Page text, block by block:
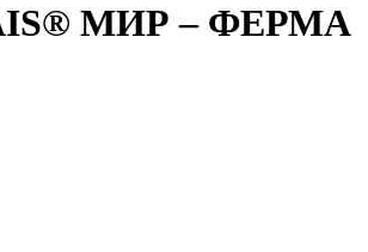
МИР – ФЕРМА